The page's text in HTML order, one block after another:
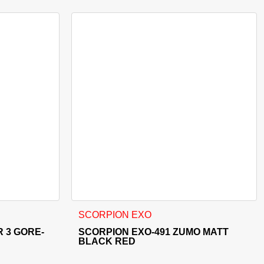
3 GORE-
lahko izberete na strani izdelka
SCORPION EXO
SCORPION EXO-491 ZUMO MATT
BLACK RED
Ta izdelek ima več različic. Možnosti lahko